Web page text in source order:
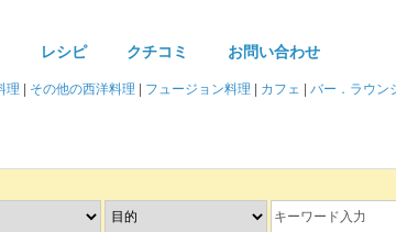
レシピ クチコミ お問い合わせ
理 その他の西洋料理 フュージョン料理 カフェ バー．ラウン